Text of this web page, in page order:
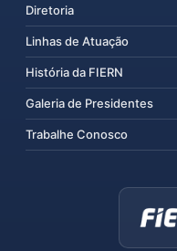
Diretoria
Linhas de Atuação
História da FIERN
Galeria de Presidentes
Trabalhe Conosco